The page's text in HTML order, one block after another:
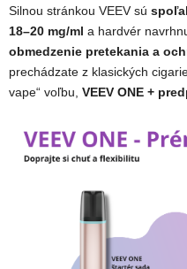
Silnou stránkou VEEV sú
18–20 mg/ml a hardvér
obmedzenie pretekania a
prechádzate z klasických
vape“ voľbu, VEEV ONE +